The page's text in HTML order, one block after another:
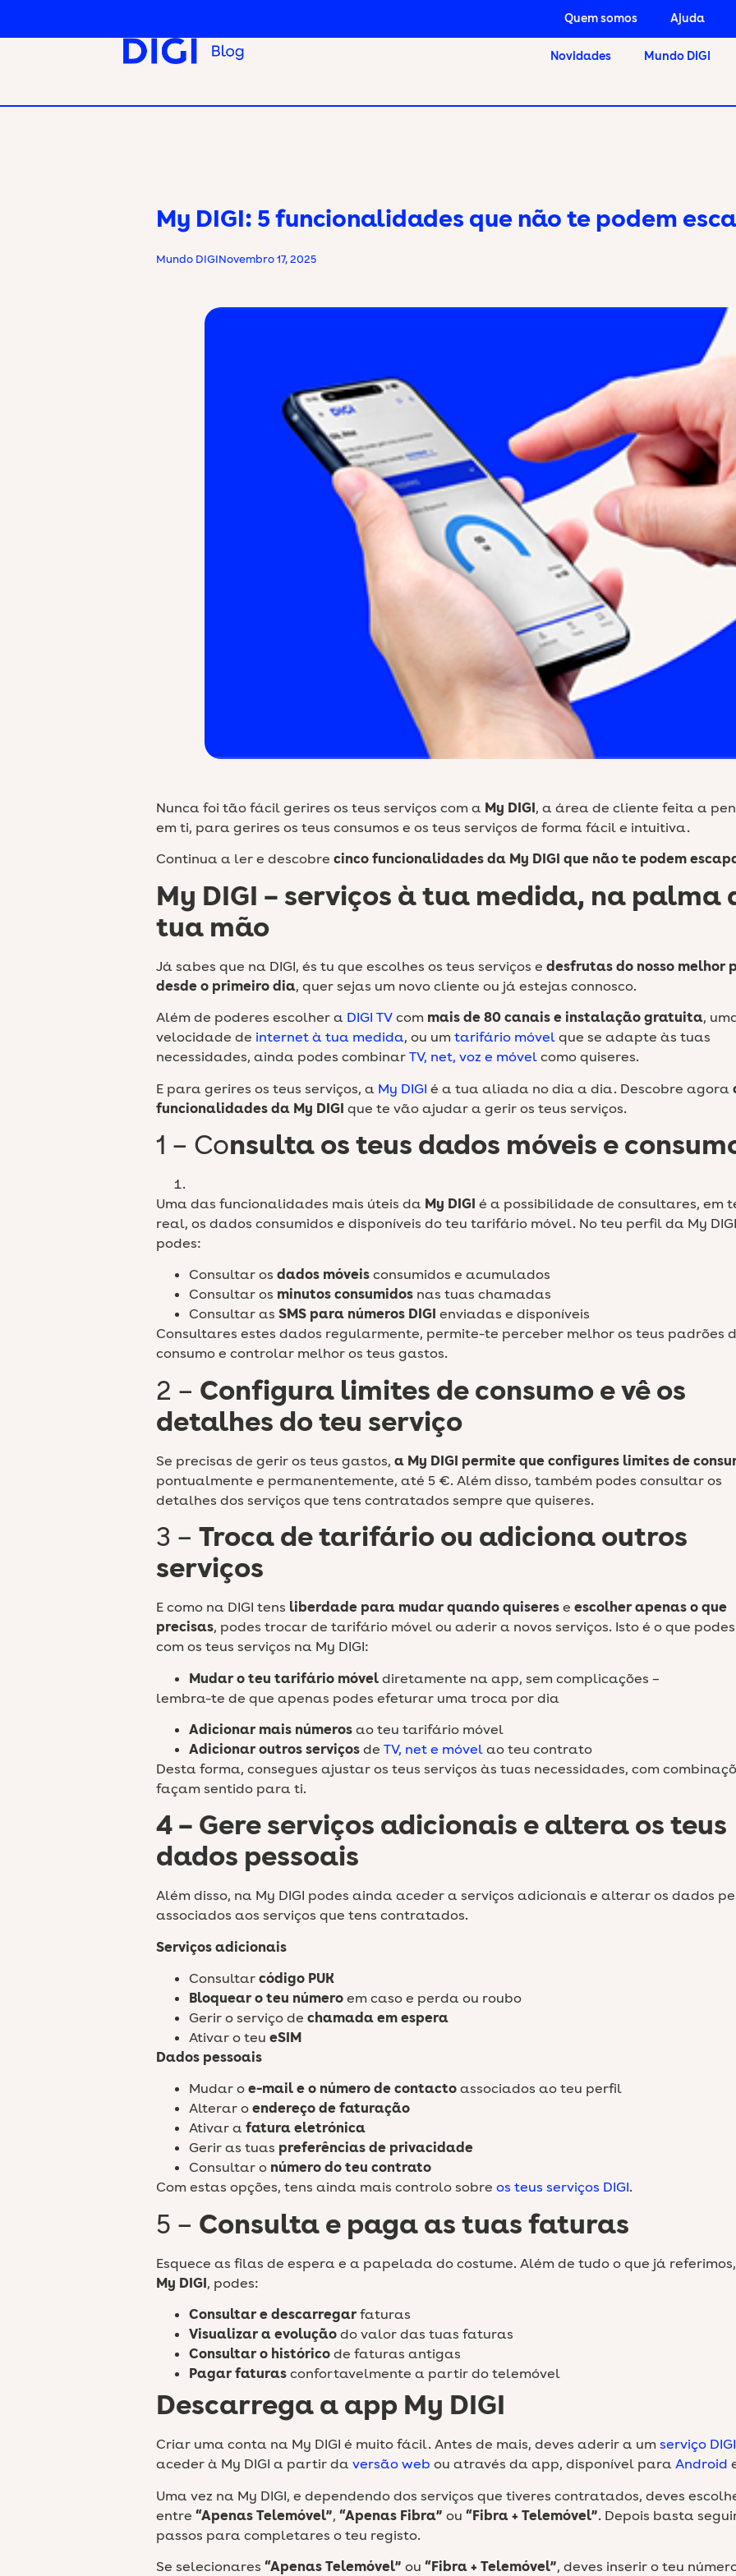
Quem somos Ajuda
Novidades Mundo DIGI
My DIGI: 5 funcionalidades que não te podem
Mundo DIGINovembro 17, 2025
Nunca foi tão fácil gerires os teus serviços com a My DIGI, a área de cliente feita a
em ti, para gerires os teus consumos e os teus serviços de forma fácil e intuitiva.
Continua a ler e descobre cinco funcionalidades da My DIGI que não te podem
My DIGI – serviços à tua medida, na palma
tua mão
Já sabes que na DIGI, és tu que escolhes os teus serviços e desfrutas do nosso melhor
desde o primeiro dia, quer sejas um novo cliente ou já estejas connosco.
Além de poderes escolher a DIGI TVcom mais de 80 canais e instalação gratuita,
velocidade de internet à tua medida, ou um tarifário móvelque se adapte às tuas
necessidades, ainda podes combinarTV, net, voz e móvelcomo quiseres.
E para gerires os teus serviços, a My DIGI é a tua aliada no dia a dia. Descobre agora
funcionalidades da My DIGI que te vão ajudar a gerir os teus serviços.
1 – Consulta os teus dados móveis e
Uma das funcionalidades mais úteis da My DIGI é a possibilidade de consultares, em
real, os dados consumidos e disponíveis do teu tarifário móvel. No teu perfil da My DIGI
podes:
Consultar os dados móveisconsumidos e acumulados
Consultar os minutos consumidosnas tuas chamadas
Consultar as SMS para números DIGI enviadas e disponíveis
Consultares estes dados regularmente, permite-te perceber melhor os teus padrões
consumo e controlar melhor os teus gastos.
2 – Configura limites de consumo e vê os
detalhes do teu serviço
Se precisas de gerir os teus gastos, a My DIGI permite que configures limites de
pontualmente e permanentemente, até 5 €. Além disso, também podes consultar os
detalhes dos serviços que tens contratados sempre que quiseres.
3 – Troca de tarifário ou adiciona outros
serviços
E como na DIGI tens liberdade para mudar quando quiserese escolher apenas o que
precisas, podes trocar de tarifário móvel ou aderir a novos serviços. Isto é o que
com os teus serviços na My DIGI:
Mudar o teu tarifário móveldiretamente na app, sem complicações –
lembra-te de que apenas podes efeturar uma troca por dia
Adicionar mais númerosao teu tarifário móvel
Adicionar outros serviçosde TV, net e móvelao teu contrato
Desta forma, consegues ajustar os teus serviços às tuas necessidades, com
façam sentido para ti.
4 – Gere serviços adicionais e altera os teus
dados pessoais
Além disso, na My DIGI podes ainda aceder a serviços adicionais e alterar os dados
associados aos serviços que tens contratados.
Serviços adicionais
Consultarcódigo PUK
Bloquear o teu númeroem caso e perda ou roubo
Gerir o serviço de chamada em espera
Ativar o teu eSIM
Dados pessoais
Mudar oe-mail e o número de contactoassociados ao teu perfil
Alterar oendereço de faturação
Ativar afatura eletrónica
Gerir as tuas preferências de privacidade
Consultar o número do teu contrato
Com estas opções, tens ainda mais controlo sobre os teus serviços DIGI.
5 – Consulta e paga as tuas faturas
Esquece as filas de espera e a papelada do costume. Além de tudo o que já
My DIGI, podes:
Consultar e descarregarfaturas
Visualizar a evoluçãodo valor das tuas faturas
Consultar o históricode faturas antigas
Pagar faturasconfortavelmente a partir do telemóvel
Descarrega a app My DIGI
Criar uma conta na My DIGI é muito fácil. Antes de mais, deves aderir a um serviço DIGI
aceder à My DIGI a partir daversão web ou através da app, disponível paraAndroid
Uma vez na My DIGI, e dependendo dos serviços que tiveres contratados, deves
entre “Apenas Telemóvel”, “Apenas Fibra” ou “Fibra + Telemóvel”. Depois basta
passos para completares o teu registo.
Se selecionares “Apenas Telemóvel” ou “Fibra + Telemóvel”, deves inserir o teu